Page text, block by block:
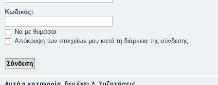
Κωδικός:
Να με θυμάσαι
Απόκρυψη των στοιχείων μου κατά τη διάρκεια της σύνδεσης